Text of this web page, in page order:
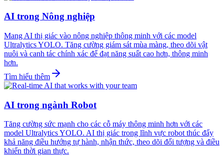
AI trong Nông nghiệp
Mang AI thị giác vào nông nghiệp thông minh với các model
Ultralytics YOLO. Tăng cường giám sát mùa màng, theo dõi vật
nuôi và canh tác chính xác để đạt năng suất cao hơn, thông minh
hơn.
Tìm hiểu thêm
AI trong ngành Robot
Tăng cường sức mạnh cho các cỗ máy thông minh hơn với các
model Ultralytics YOLO. AI thị giác trong lĩnh vực robot thúc đẩy
khả năng điều hướng tự hành, nhận thức, theo dõi đối tượng và điều
khiển thời gian thực.